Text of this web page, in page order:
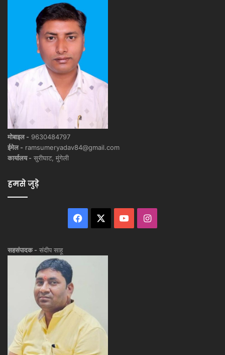
मोबाइल - 9630484797
ईमेल - ramsumeryadav84@gmail.com
कार्यालय - सुरीघाट, मुंगेली
हमसे जुड़े
Facebook YouTubeInstagram
सहसंपादक - संदीप साहू